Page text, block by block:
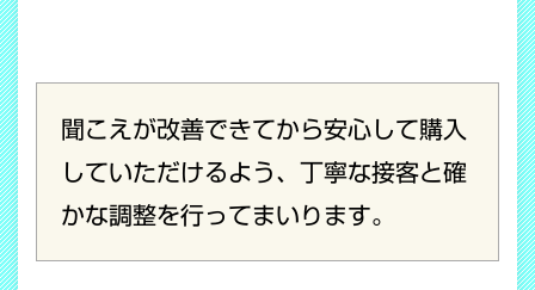
聞こえが改善できてから安心して購入
していただけるよう、丁寧な接客と確
かな調整を行ってまいります。